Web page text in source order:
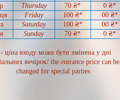
Thursday 70 ₴* 0 ₴*
Friday 100 ₴* 00₴*
Saturday 100 ₴* 00₴*
Sunday 70 ₴* 0 ₴*
ціна входу може бути змінена у дні
вечірок/ the entrance price can be
changed for special parties